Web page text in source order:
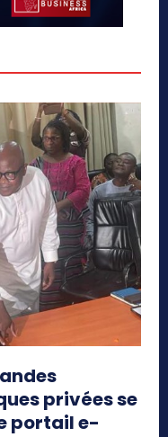
privées se
portail e-